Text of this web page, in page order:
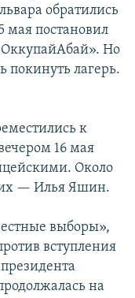
обратились
мая постановил
Но
покинуть лагерь.
к
16 мая
Около
— Илья Яшин.
выборы»,
вступления
на